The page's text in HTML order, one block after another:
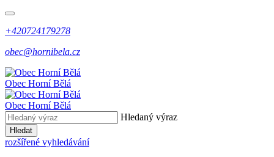
+420724179278
obec@hornibela.cz
Obec HorníBělá
Obec HorníBělá
Hledaný výraz
Hledat
rozšířené vyhledávání